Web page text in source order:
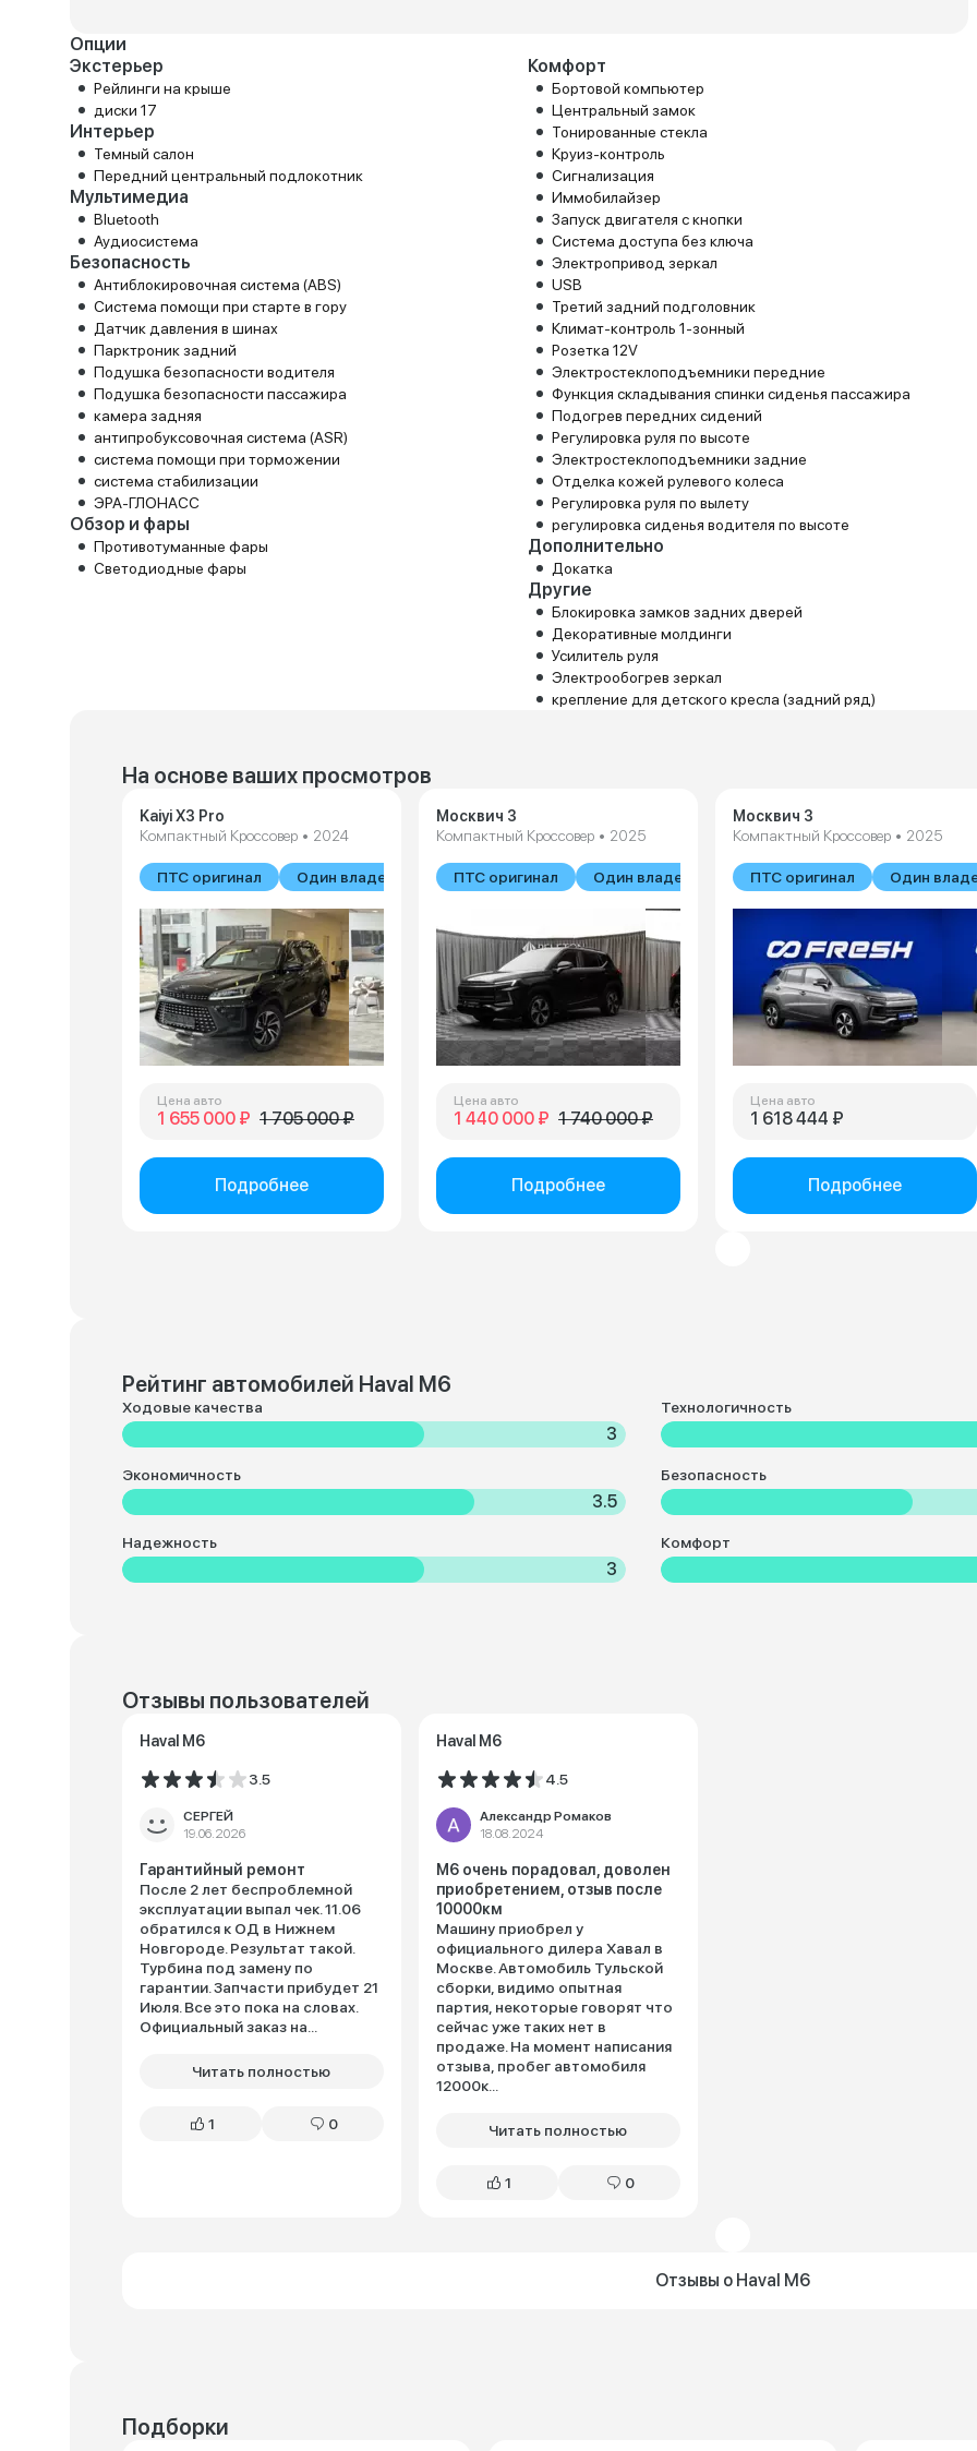
Опции
Экстерьер
Рейлинги на крыше
диски 17
Интерьер
Темный салон
Передний центральный подлокотник
Мультимедиа
Bluetooth
Аудиосистема
Безопасность
Антиблокировочная система (ABS)
Система помощи при старте в гору
Датчик давления в шинах
Парктроник задний
Подушка безопасности водителя
Подушка безопасности пассажира
камера задняя
антипробуксовочная система (ASR)
система помощи при торможении
система стабилизации
ЭРА-ГЛОНАСС
Обзор и фары
Противотуманные фары
Светодиодные фары
Комфорт
Бортовой компьютер
Центральный замок
Тонированные стекла
Круиз-контроль
Сигнализация
Иммобилайзер
Запуск двигателя с кнопки
Система доступа без ключа
Электропривод зеркал
USB
Третий задний подголовник
Климат-контроль 1-зонный
Розетка 12V
Электростеклоподъемники передние
Функция складывания спинки сиденья пассажира
Подогрев передних сидений
Регулировка руля по высоте
Электростеклоподъемники задние
Отделка кожей рулевого колеса
Регулировка руля по вылету
регулировка сиденья водителя по высоте
Дополнительно
Докатка
Другие
Блокировка замков задних дверей
Декоративные молдинги
Усилитель руля
Электрообогрев зеркал
крепление для детского кресла (задний ряд)
На основе ваших просмотров
Kaiyi X3 Pro
Компактный Кроссовер • 2024
ПТС оригинал Один владелец
Цена авто
1 655 000 ₽ 1 705 000 ₽
Подробнее
Москвич 3
Компактный Кроссовер • 2025
ПТС оригинал Один владелец
Цена авто
1 440 000 ₽ 1 740 000 ₽
Подробнее
Москвич 3
Компактный Кроссовер • 2025
ПТС оригинал Один
Цена авто
1 618 444 ₽
Подробнее
Рейтинг автомобилей Haval M6
Ходовые качества
3
Технологичность
Экономичность
3.5
Безопасность
Надежность
3
Комфорт
Отзывы пользователей
Haval M6
3.5
СЕРГЕЙ
19.06.2026
Гарантийный ремонт
После 2 лет беспроблемной
эксплуатации выпал чек. 11.06
обратился к ОД в Нижнем
Новгороде. Результат такой.
Турбина под замену по
гарантии. Запчасти прибудет 21
Июля. Все это пока на словах.
Официальный заказ на...
Читать полностью
1 0
Haval M6
4.5
Александр Ромаков
18.08.2024
М6 очень порадовал, доволен
приобретением, отзыв после
10000км
Машину приобрел у
официального дилера Хавал в
Москве. Автомобиль Тульской
сборки, видимо опытная
партия, некоторые говорят что
сейчас уже таких нет в
продаже. На момент написания
отзыва, пробег автомобиля
12000к...
Читать полностью
1 0
Отзывы о Haval M6
Подборки